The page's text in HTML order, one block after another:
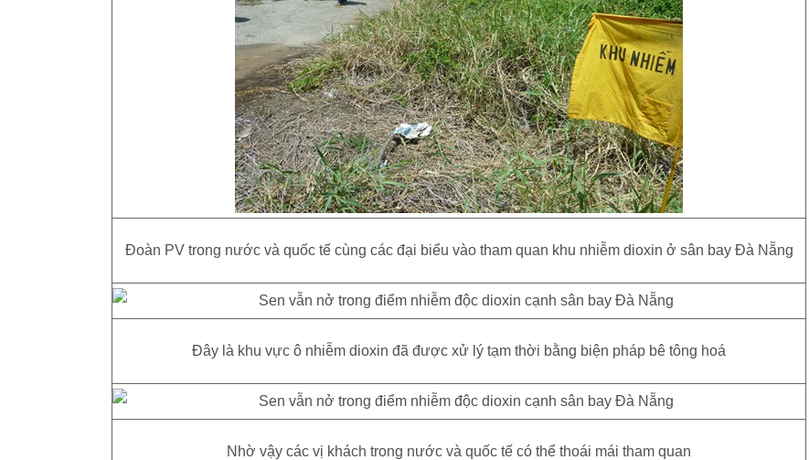
Đoàn PV trong nước và quốc tế cùng các đại biểu vào tham quan khu nhiễm dioxin ở sân bay Đà Nẵng
Đây là khu vực ô nhiễm dioxin đã được xử lý tạm thời bằng biện pháp bê tông hoá
Nhờ vậy các vị khách trong nước và quốc tế có thể thoái mái tham quan